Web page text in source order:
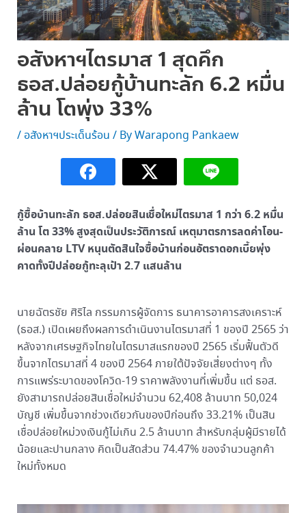
อสังหาฯไตรมาส 1 สุดคึก
ธอส.ปล่อยกู้บ้านทะลัก 6.2 หมื่น
ล้าน โตพุ่ง 33%
/ อสังหาฯประเด็นร้อน / ByWarapong Pankaew
กู้ซื้อบ้านทะลัก ธอส.ปล่อยสินเชื่อใหม่ไตรมาส 1 กว่า 6.2 หมื่น
ล้าน โต 33% สูงสุดเป็นประวัติการณ์ เหตุมาตรการลดค่าโอน-
ผ่อนคลาย LTV หนุนตัดสินใจซื้อบ้านก่อนอัตราดอกเบี้ยพุ่ง
คาดทั้งปีปล่อยกู้ทะลุเป้า 2.7 แสนล้าน
นายฉัตรชัย ศิริไล กรรมการผู้จัดการ ธนาคารอาคารสงเคราะห์
(ธอส.) เปิดเผยถึงผลการดำเนินงานไตรมาสที่ 1 ของปี 2565 ว่า
หลังจากเศรษฐกิจไทยในไตรมาสแรกของปี 2565 เริ่มฟื้นตัวดี
ขึ้นจากไตรมาสที่ 4 ของปี 2564 ภายใต้ปัจจัยเสี่ยงต่างๆ ทั้ง
การแพร่ระบาดของโควิด-19 ราคาพลังงานที่เพิ่มขึ้น แต่ ธอส.
ยังสามารถปล่อยสินเชื่อใหม่จำนวน 62,408 ล้านบาท 50,024
บัญชี เพิ่มขึ้นจากช่วงเดียวกันของปีก่อนถึง 33.21% เป็นสิน
เชื่อปล่อยใหม่วงเงินกู้ไม่เกิน 2.5 ล้านบาท สำหรับกลุ่มผู้มีรายได้
น้อยและปานกลาง คิดเป็นสัดส่วน 74.47% ของจำนวนลูกค้า
ใหม่ทั้งหมด